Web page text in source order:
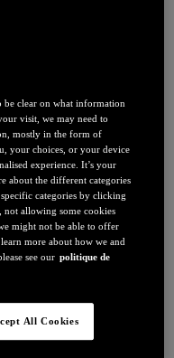
mature
be clear on what information
visit, we may need to
mostly in the form of
your choices, or your device
experience. It’s your
about the different categories
categories by clicking
not allowing some cookies
might not be able to offer
more about how we and
see our politique de
All Cookies